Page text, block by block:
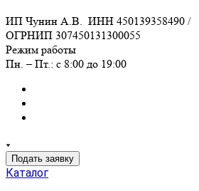
ИП Чунин А.В. ИНН 450139358490 /
ОГРНИП 307450131300055
Режим работы
Пн. – Пт.: с 8:00 до 19:00
Подать заявку
Каталог